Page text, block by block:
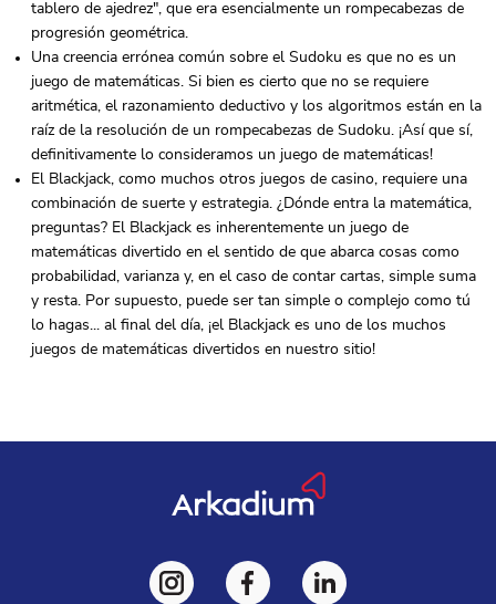
tablero de ajedrez", que era esencialmente un rompecabezas de
progresión geométrica.
Una creencia errónea común sobre el Sudoku es que no es un
juego de matemáticas. Si bien es cierto que no se requiere
aritmética, el razonamiento deductivo y los algoritmos están en la
raíz de la resolución de un rompecabezas de Sudoku. ¡Así que sí,
definitivamente lo consideramos un juego de matemáticas!
El Blackjack, como muchos otros juegos de casino, requiere una
combinación de suerte y estrategia. ¿Dónde entra la matemática,
preguntas? El Blackjack es inherentemente un juego de
matemáticas divertido en el sentido de que abarca cosas como
probabilidad, varianza y, en el caso de contar cartas, simple suma
y resta. Por supuesto, puede ser tan simple o complejo como tú
lo hagas... al final del día, ¡el Blackjack es uno de los muchos
juegos de matemáticas divertidos en nuestro sitio!